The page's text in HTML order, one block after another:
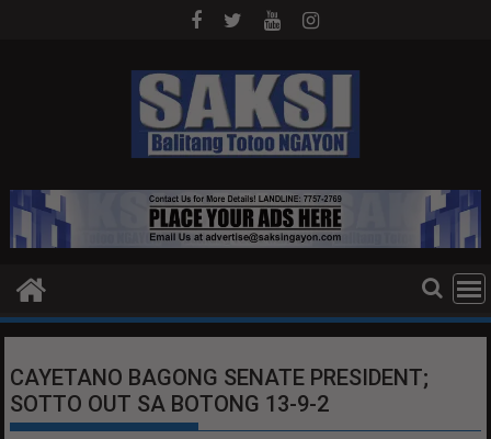
CAYETANO BAGONG SENATE PRESIDENT;
SOTTO OUT SA BOTONG 13-9-2